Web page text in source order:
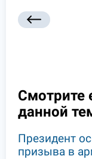
Смотрите
данной
Президент
призыва в